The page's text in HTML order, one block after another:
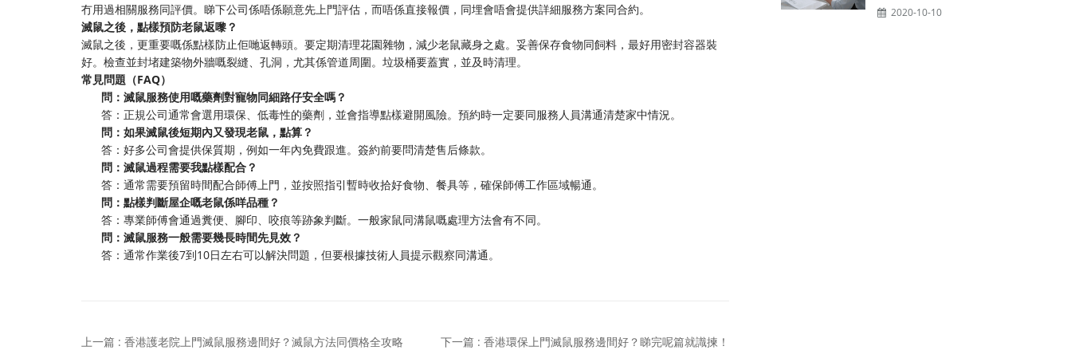
冇用過相關服務同評價。睇下公司係唔係願意先上門評估，而唔係直接報價，同埋會唔會提供詳細服務方案同合約。
滅鼠之後，點樣預防老鼠返嚟？
滅鼠之後，更重要嘅係點樣防止佢哋返轉頭。要定期清理花園雜物，減少老鼠藏身之處。妥善保存食物同飼料，最好用密封容器裝
好。檢查並封堵建築物外牆嘅裂縫、孔洞，尤其係管道周圍。垃圾桶要蓋實，並及時清理。
常見問題（FAQ）
問：滅鼠服務使用嘅藥劑對寵物同細路仔安全嗎？
答：正規公司通常會選用環保、低毒性的藥劑，並會指導點樣避開風險。預約時一定要同服務人員溝通清楚家中情況。
問：如果滅鼠後短期內又發現老鼠，點算？
答：好多公司會提供保質期，例如一年內免費跟進。簽約前要問清楚售后條款。
問：滅鼠過程需要我點樣配合？
答：通常需要預留時間配合師傅上門，並按照指引暫時收拾好食物、餐具等，確保師傅工作區域暢通。
問：點樣判斷屋企嘅老鼠係咩品種？
答：專業師傅會通過糞便、腳印、咬痕等跡象判斷。一般家鼠同溝鼠嘅處理方法會有不同。
問：滅鼠服務一般需要幾長時間先見效？
答：通常作業後7到10日左右可以解決問題，但要根據技術人員提示觀察同溝通。
上一篇 : 香港護老院上門滅鼠服務邊間好？滅鼠方法同價格全攻略 下一篇 : 香港環保上門滅鼠服務邊間好？睇完呢篇就識揀！
2020-10-10